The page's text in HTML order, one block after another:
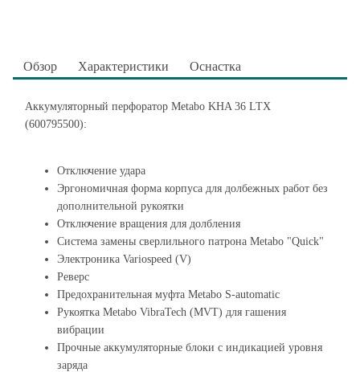
Обзор Характеристики Оснастка
Аккумуляторный перфоратор Metabo KHA 36 LTX
(600795500):
Отключение удара
Эргономичная форма корпуса для долбежных работ без
дополнительной рукоятки
Отключение вращения для долбления
Система замены сверлильного патрона Metabo "Quick"
Электроника Variospeed (V)
Реверс
Предохранительная муфта Metabo S-automatic
Рукоятка Metabo VibraTech (MVT) для гашения
вибрации
Прочные аккумуляторные блоки с индикацией уровня
заряда